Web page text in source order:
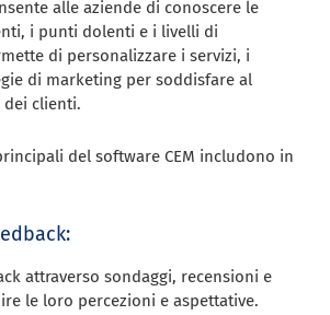
alle aziende di conoscere le
i punti dolenti e i livelli di
di personalizzare i servizi, i
di marketing per soddisfare al
dei clienti.
del software CEM includono in
attraverso sondaggi, recensioni e
le loro percezioni e aspettative.